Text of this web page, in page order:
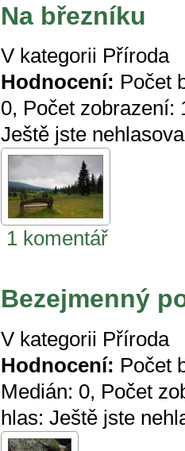
Na březníku
V kategorii Příroda
Hodnocení: Počet
0, Počet zobrazení:
Ještě jste
1 komentář
Bezejmenný
V kategorii Příroda
Hodnocení: Počet
Medián: 0, Počet
hlas: Ještě jste